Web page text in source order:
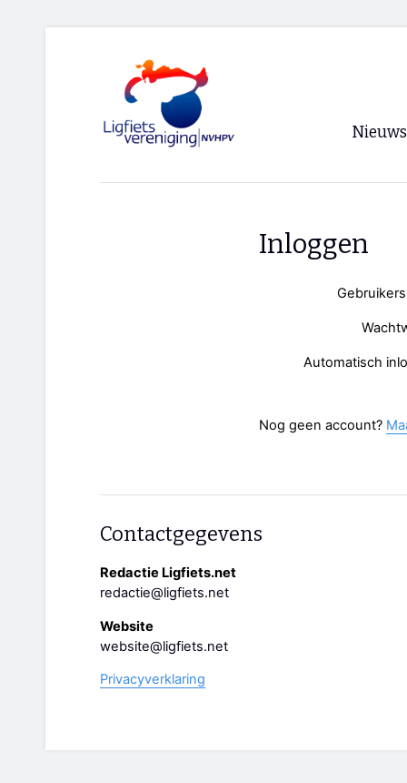
Nieuws
Inloggen
Automatisch
Nog geen account?
Contactgegevens
Redactie Ligfiets.net
redactie@ligfiets.net
Website
website@ligfiets.net
Privacyverklaring